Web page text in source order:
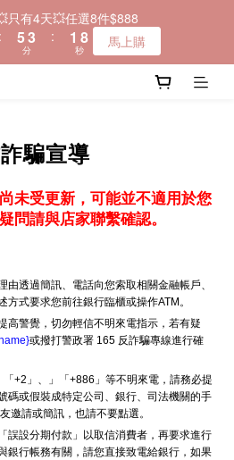
項現貨~快速寄出／
只有4天💥任選8件$888
:
6
5
4
4
3
2
分
:
2
1
0
9
8
7
2
秒 馬上購
騙宣導
未受更新，可能並不適用於您
問請與店家聯繫確認。
由透過簡訊、電話向您索取相關金融帳戶、
式要求您前往銀行臨櫃或操作ATM。
高警覺，切勿輕信不明來電指示，若有疑
或撥打警政署 165 反詐騙專線進行確
+2」、」「+886」等不明來電，請務必提
碼或假裝成特定公司、銀行、司法機關的手
邀請或簡訊，也請不要點選。
誤設分期付款」以取信消費者，再要求進行
銀行帳務有關，請您直接致電給銀行，如果